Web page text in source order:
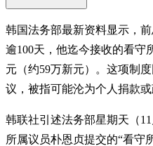
韩国法务部最新资料显示，
逾100天，他迄今接收的看守
元（约59万新元）。这项制
议，被指可能沦为个人捐款或
韩联社引述法务部星期天（
所属议员朴恩贞提交的“看守